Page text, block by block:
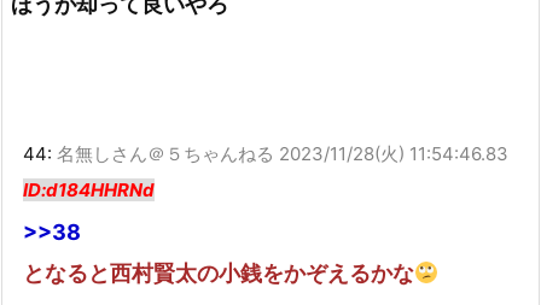
44: 名無しさん＠５ちゃんねる 2023/11/28(火) 11:54:46.83
ID:d184HHRNd
>>38
となると西村賢太の小銭をかぞえるかな